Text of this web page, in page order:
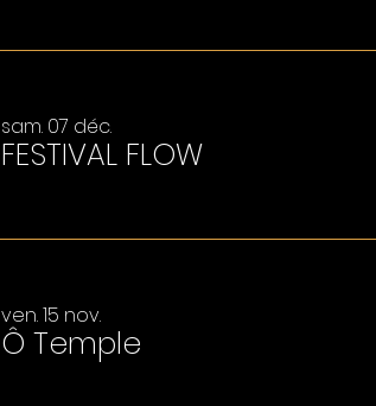
sam. 07 déc.
FESTIVAL FLOW
ven. 15 nov.
Ô Temple